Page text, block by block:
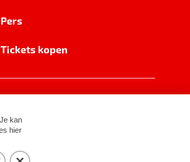
Pers
Tickets kopen